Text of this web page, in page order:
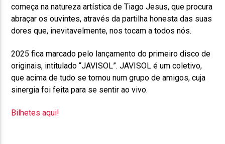
começa na natureza artística de Tiago Jesus, que procura
abraçar os ouvintes, através da partilha honesta das suas
dores que, inevitavelmente, nos tocam a todos nós.
2025 fica marcado pelo lançamento do primeiro disco de
originais, intitulado “JAVISOL”. JAVISOL é um coletivo,
que acima de tudo se tornou num grupo de amigos, cuja
sinergia foi feita para se sentir ao vivo.
Bilhetes aqui!